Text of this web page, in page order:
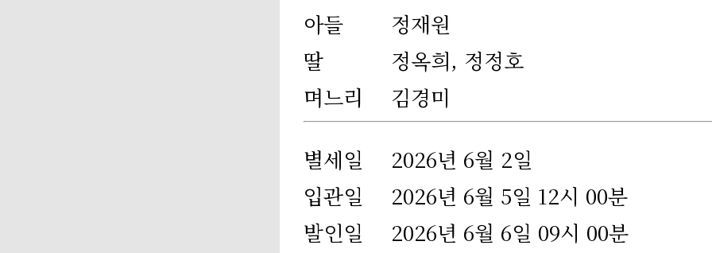
아들
정재원
딸
정옥희, 정정호
며느리
김경미
별세일
2026년 6월 2일
입관일
2026년 6월 5일 12시 00분
발인일
2026년 6월 6일 09시 00분